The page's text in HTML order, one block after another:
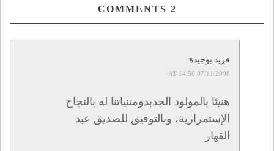
2
فريد بوجيدة
07/11/2008 AT 14:56
هنيئا بالمولود الجدبدومتنياتنا له بالنجاح
الإستمرارية، وبالتوفيق للصديق عبد
القهار